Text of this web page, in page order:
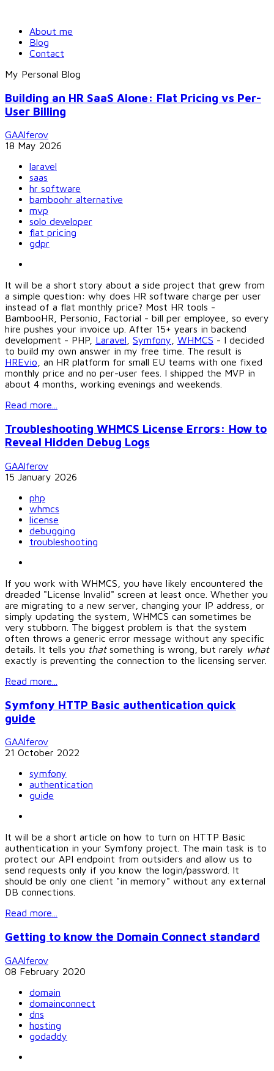
About me
Blog
Contact
My Personal Blog
Building an HR SaaS Alone: Flat Pricing vs Per-
User Billing
GAAlferov
18 May 2026
laravel
saas
hr software
bamboohr alternative
mvp
solo developer
flat pricing
gdpr
It will be a short story about a side project that grew from
a simple question: why does HR software charge per user
instead of a flat monthly price? Most HR tools -
BambooHR, Personio, Factorial - bill per employee, so every
hire pushes your invoice up. After 15+ years in backend
development - PHP, Laravel Symfony WHMCS - I decided
to build my own answer in my free time. The result is
HREvio , an HR platform for small EU teams with one fixed
monthly price and no per-user fees. I shipped the MVP in
about 4 months, working evenings and weekends.
Read more...
Troubleshooting WHMCS License Errors: How to
Reveal Hidden Debug Logs
GAAlferov
15 January 2026
php
whmcs
license
debugging
troubleshooting
If you work with WHMCS, you have likely encountered the
dreaded "License Invalid" screen at least once. Whether you
are migrating to a new server, changing your IP address, or
simply updating the system, WHMCS can sometimes be
very stubborn. The biggest problem is that the system
often throws a generic error message without any specific
details. It tells you thatsomething is wrong, but rarely what
exactly is preventing the connection to the licensing server.
Read more...
Symfony HTTP Basic authentication quick
guide
GAAlferov
21 October 2022
symfony
authentication
guide
It will be a short article on how to turn on HTTP Basic
authentication in your Symfony project. The main task is to
protect our API endpoint from outsiders and allow us to
send requests only if you know the login/password. It
should be only one client "in memory" without any external
DB connections.
Read more...
Getting to know the Domain Connect standard
GAAlferov
08 February 2020
domain
domainconnect
dns
hosting
godaddy